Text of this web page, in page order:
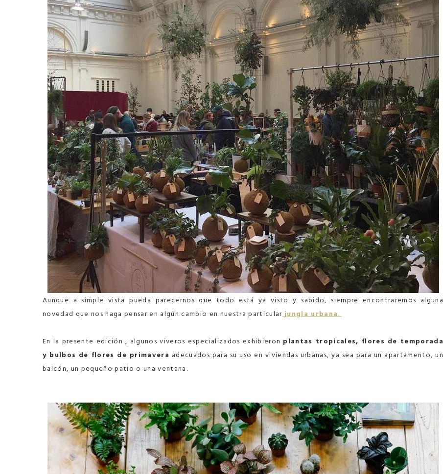
Aunque a simple vista pueda parecernos que todo está ya visto y sabido, siempre encontraremos alguna
novedad que nos haga pensar en algún cambio en nuestra particularjungla urbana.
En la presente edición , algunos viveros especializados exhibieron plantas tropicales, flores de temporada
y bulbos de flores de primavera adecuados para su uso en viviendas urbanas, ya sea para un apartamento, un
balcón, un pequeño patio o una ventana.